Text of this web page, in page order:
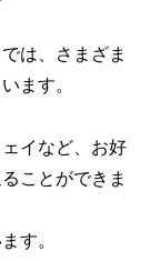
は、さまざま
ます。
イなど、お好
ことができま
す。